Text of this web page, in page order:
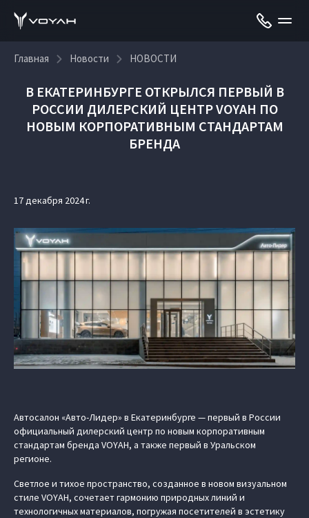
Главная Новости НОВОСТИ
В ЕКАТЕРИНБУРГЕ ОТКРЫЛСЯ ПЕРВЫЙ В
РОССИИ ДИЛЕРСКИЙ ЦЕНТР VOYAH ПО
НОВЫМ КОРПОРАТИВНЫМ СТАНДАРТАМ
БРЕНДА
17 декабря 2024 г.
Автосалон «Авто-Лидер» в Екатеринбурге — первый в России
официальный дилерский центр по новым корпоративным
стандартам бренда VOYAH, а также первый в Уральском
регионе.
Светлое и тихое пространство, созданное в новом визуальном
стиле VOYAH, сочетает гармонию природных линий и
технологичных материалов, погружая посетителей в эстетику